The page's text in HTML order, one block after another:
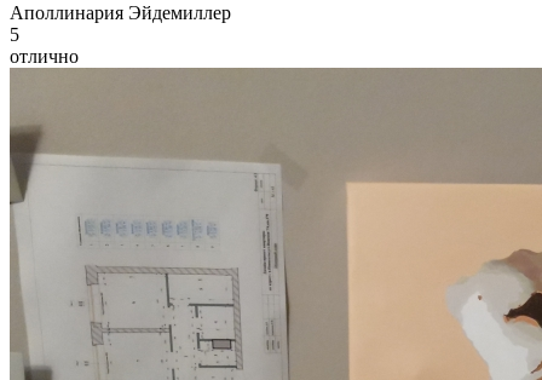
Аполлинария Эйдемиллер
5
отлично